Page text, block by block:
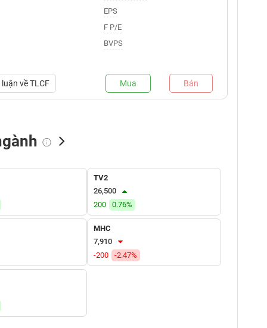
EPS
F P/E
BVPS
vềTLCF Mua Bán
Tự doanh mua
TV2
26,500
200
0.76%
MHC
7,910
-200
-2.47%